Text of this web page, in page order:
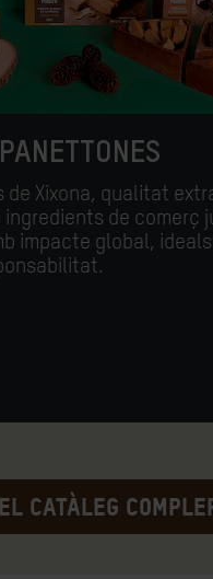
de Xixona, qualitat
de comerç
impacte global,
CATÀLEG